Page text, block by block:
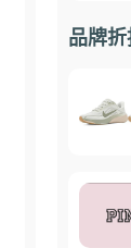
品牌